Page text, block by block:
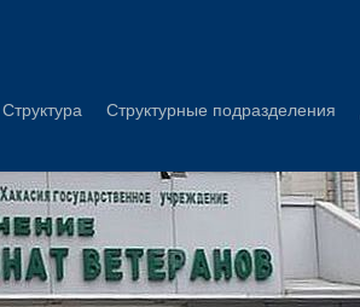
Структура Структурные подразделения